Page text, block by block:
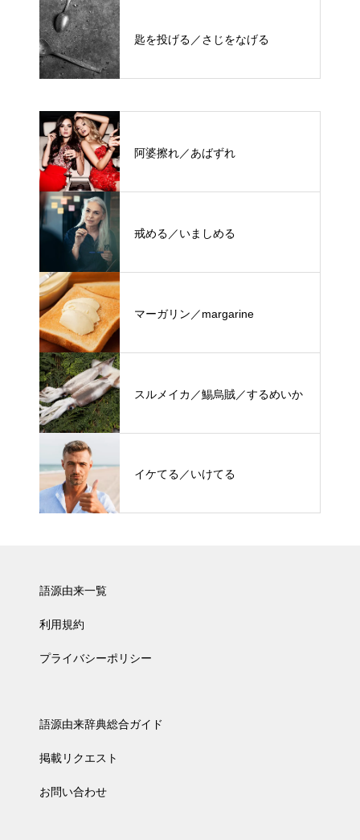
匙を投げる／さじをなげる
阿婆擦れ／あばずれ
戒める／いましめる
マーガリン／margarine
スルメイカ／鯣烏賊／するめいか
イケてる／いけてる
語源由来一覧
利用規約
プライバシーポリシー
語源由来辞典総合ガイド
掲載リクエスト
お問い合わせ